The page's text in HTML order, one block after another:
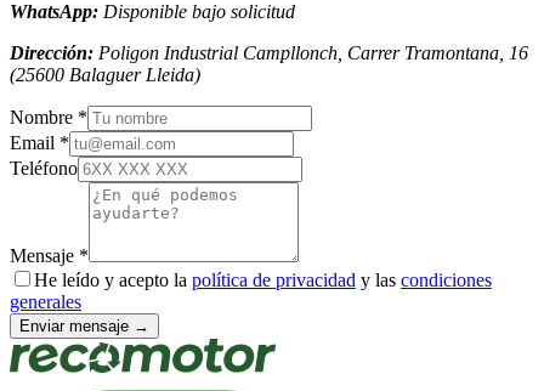
WhatsApp: Disponible bajo solicitud
Dirección: Poligon Industrial Campllonch, Carrer Tramontana, 16
(25600 Balaguer Lleida)
Nombre *
Email *
Teléfono
Mensaje *
He leído y acepto la política de privacidad y las condiciones
generales
Enviar mensaje →